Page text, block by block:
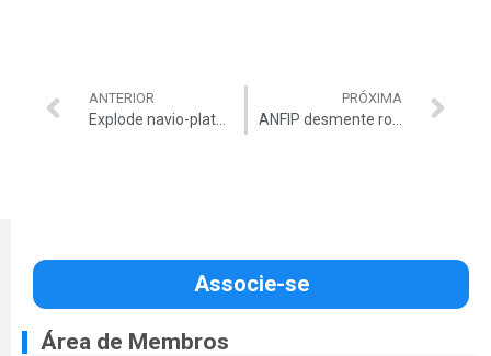
ANTERIOR PRÓXIMA
Associe-se
Área de Membros